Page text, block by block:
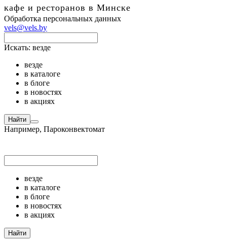
кафе и ресторанов в Минске
Обработка персональных данных
vels@vels.by
Искать: везде
везде
в каталоге
в блоге
в новостях
в акциях
Найти
Например, Пароконвектомат
везде
в каталоге
в блоге
в новостях
в акциях
Найти